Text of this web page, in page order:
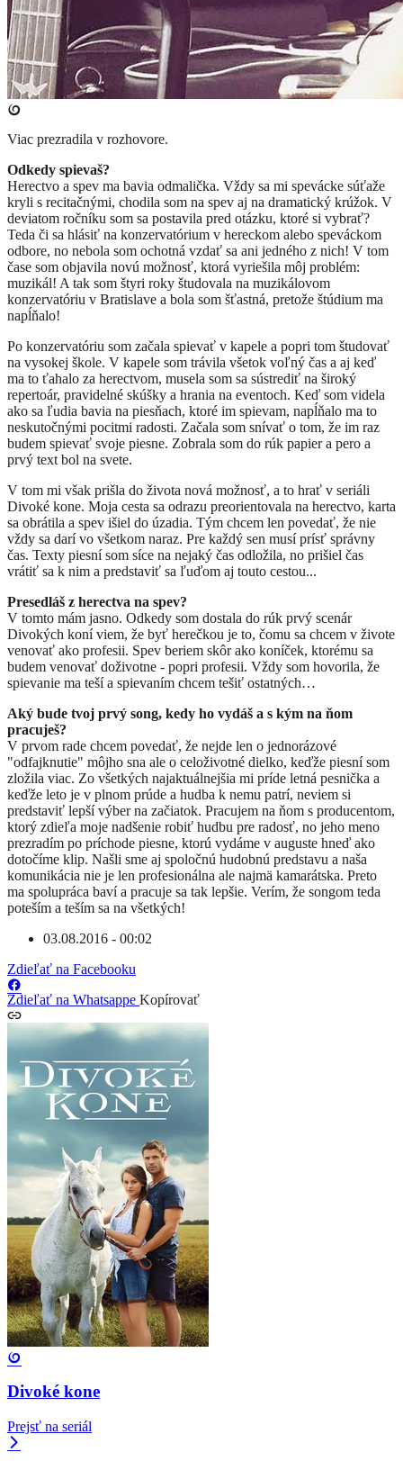
Viac prezradila v rozhovore.
Odkedy spievaš?
Herectvo a spev ma bavia odmalička. Vždy sa mi spevácke súťaže
kryli s recitačnými, chodila som na spev aj na dramatický krúžok. V
deviatom ročníku som sa postavila pred otázku, ktoré si vybrať?
Teda či sa hlásiť na konzervatórium v hereckom alebo speváckom
odbore, no nebola som ochotná vzdať sa ani jedného z nich! V tom
čase som objavila novú možnosť, ktorá vyriešila môj problém:
muzikál! A tak som štyri roky študovala na muzikálovom
konzervatóriu v Bratislave a bola som šťastná, pretože štúdium ma
napĺňalo!
Po konzervatóriu som začala spievať v kapele a popri tom študovať
na vysokej škole. V kapele som trávila všetok voľný čas a aj keď
ma to ťahalo za herectvom, musela som sa sústrediť na široký
repertoár, pravidelné skúšky a hrania na eventoch. Keď som videla
ako sa ľudia bavia na piesňach, ktoré im spievam, napĺňalo ma to
neskutočnými pocitmi radosti. Začala som snívať o tom, že im raz
budem spievať svoje piesne. Zobrala som do rúk papier a pero a
prvý text bol na svete.
V tom mi však prišla do života nová možnosť, a to hrať v seriáli
Divoké kone. Moja cesta sa odrazu preorientovala na herectvo, karta
sa obrátila a spev išiel do úzadia. Tým chcem len povedať, že nie
vždy sa darí vo všetkom naraz. Pre každý sen musí prísť správny
čas. Texty piesní som síce na nejaký čas odložila, no prišiel čas
vrátiť sa k nim a predstaviť sa ľuďom aj touto cestou...
Presedláš z herectva na spev?
V tomto mám jasno. Odkedy som dostala do rúk prvý scenár
Divokých koní viem, že byť herečkou je to, čomu sa chcem v živote
venovať ako profesii. Spev beriem skôr ako koníček, ktorému sa
budem venovať doživotne - popri profesii. Vždy som hovorila, že
spievanie ma teší a spievaním chcem tešiť ostatných…
Aký bude tvoj prvý song, kedy ho vydáš a s kým na ňom
pracuješ?
V prvom rade chcem povedať, že nejde len o jednorázové
"odfajknutie" môjho sna ale o celoživotné dielko, keďže piesní som
zložila viac. Zo všetkých najaktuálnejšia mi príde letná pesnička a
keďže leto je v plnom prúde a hudba k nemu patrí, neviem si
predstaviť lepší výber na začiatok. Pracujem na ňom s producentom,
ktorý zdieľa moje nadšenie robiť hudbu pre radosť, no jeho meno
prezradím po príchode piesne, ktorú vydáme v auguste hneď ako
dotočíme klip. Našli sme aj spoločnú hudobnú predstavu a naša
komunikácia nie je len profesionálna ale najmä kamarátska. Preto
ma spolupráca baví a pracuje sa tak lepšie. Verím, že songom teda
poteším a teším sa na všetkých!
03.08.2016 - 00:02
Zdieľať na Facebooku
Zdieľať na Whatsappe Kopírovať
Divoké kone
Prejsť na seriál